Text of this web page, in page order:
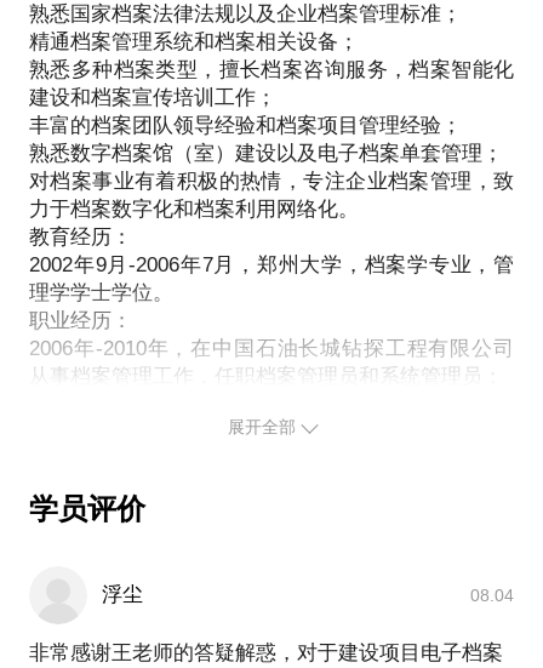
案外包服务工作，先后任经理助理、技术负责人、项
目负责人。接触档案类型涉及文书档案、科技档案、
人事档案等；
2008年～2010年，转向甲方，在中国石油长城钻探工
程有限公司从事档案管理工作，任职档案管理员和系
统管理员；
2010年～2011年，在方正集团任职档案管理主管，负
责方正信息产业集团档案管理工作；
2011年～2017年，在联想集团任职档案管理主管，负
责联想档案馆的组建、运营工作，负责联想档案管理
系统的开发建立以及运维工作；
2017年～2018年，在东旭集团任职档案高级经理，负
责东旭光电及下属子公司的档案工作，涉及领域：光
2018年～2022年，在华润置地（北京）任职档案高级
部分信息安全工作。
2024年至今，在中建智地负责档案管理工作
能够帮你的企业解决：
熟悉国家档案法律法规以及企业档案管理标准；
精通档案管理系统和档案相关设备；
熟悉多种档案类型，擅长档案咨询服务，档案智能化
建设和档案宣传培训工作；
丰富的档案团队领导经验和档案项目管理经验；
熟悉数字档案馆（室）建设以及电子档案单套管理；
对档案事业有着积极的热情，专注企业档案管理，致
力于档案数字化和档案利用网络化。
教育经历：
2002年9月-2006年7月，郑州大学，档案学专业，管
理学学士学位。
职业经历：
2006年-2010年，在中国石油长城钻探工程有限公司
从事档案管理工作，任职档案管理员和系统管理员；
责联想档案馆的组建、运营工作，负责联想档案管理
东旭光电及下属子公司的档案工作，涉及领域：光电
经理，统筹管理档案工作、印章管理、公文管理以及
部分信息安全工作。
2022年～2024年，在航天软件担任资深档案产品经
展开全部
学员评价
浮尘 08.04
非常感谢王老师的答疑解惑，对于建设项目电子档案